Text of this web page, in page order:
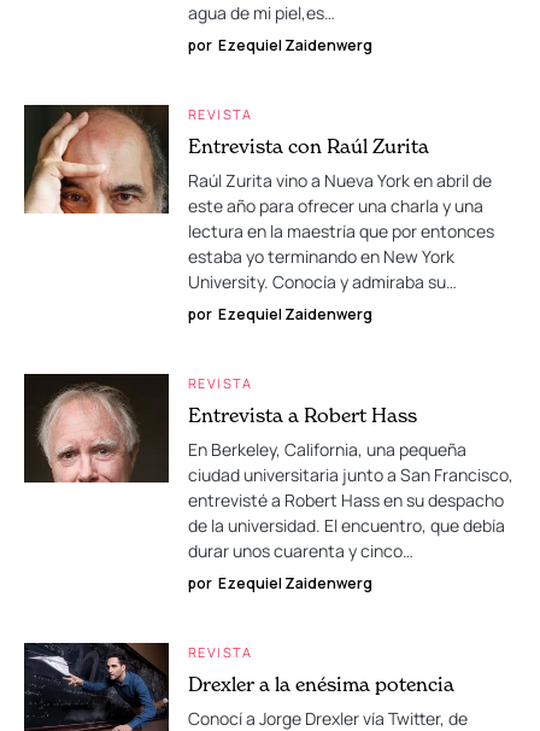
agua de mi piel,es…
por Ezequiel Zaidenwerg
REVISTA
Entrevista con Raúl Zurita
Raúl Zurita vino a Nueva York en abril de
este año para ofrecer una charla y una
lectura en la maestría que por entonces
estaba yo terminando en New York
University. Conocía y admiraba su…
por Ezequiel Zaidenwerg
REVISTA
Entrevista a Robert Hass
En Berkeley, California, una pequeña
ciudad universitaria junto a San Francisco,
entrevisté a Robert Hass en su despacho
de la universidad. El encuentro, que debía
durar unos cuarenta y cinco…
por Ezequiel Zaidenwerg
REVISTA
Drexler a la enésima potencia
Conocí a Jorge Drexler vía Twitter, de